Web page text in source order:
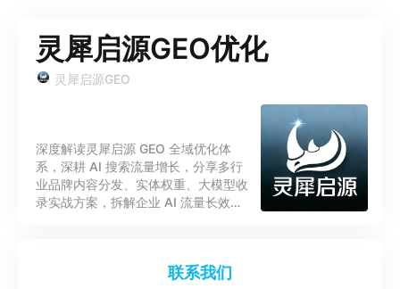
灵犀启源GEO优化
灵犀启源GEO
深度解读灵犀启源 GEO 全域优化体
系，深耕 AI 搜索流量增长，分享多行
业品牌内容分发、实体权重、大模型收
录实战方案，拆解企业 AI 流量长效运
联系我们